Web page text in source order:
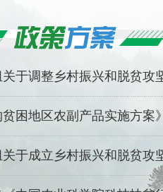
于调整乡村振兴和脱贫攻
困地区农副产品实施方案
于成立乡村振兴和脱贫攻